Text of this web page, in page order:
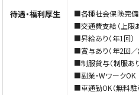
待遇・福利厚生
■各種社会保険完備（
■交通費支給（上限あ
■昇給あり（年1回）
■賞与あり（年2回／
■制服貸与（制服あ
■副業・WワークOK
■車通勤OK（無料駐